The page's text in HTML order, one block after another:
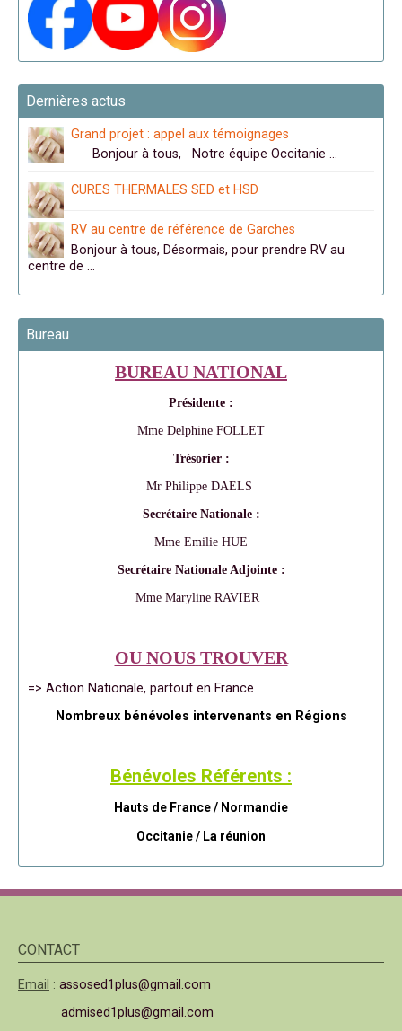
Dernières actus
Grand projet : appel aux témoignages
Bonjour à tous, Notre équipe Occitanie …
CURES THERMALES SED et HSD
RV au centre de référence de Garches
Bonjour à tous, Désormais, pour prendre RV au
centre de …
Bureau
BUREAU NATIONAL
Présidente :
Mme Delphine FOLLET
Trésorier :
Mr Philippe DAELS
Secrétaire Nationale :
Mme Emilie HUE
Secrétaire Nationale Adjointe :
Mme Maryline RAVIER
OU NOUS TROUVER
=> Action Nationale, partout en France
Nombreux bénévoles intervenants en Régions
Bénévoles Référents :
Hauts de France / Normandie
Occitanie / La réunion
CONTACT
Email : assosed1plus@gmail.com
admised1plus@gmail.com